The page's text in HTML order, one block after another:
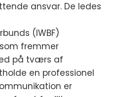
ansvar. De ledes
(IWBF)
fremmer
på tværs af
en professionel
er